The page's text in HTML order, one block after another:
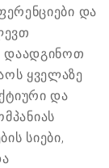
და
დაადგინოთ
ყველაზე
და
სიები,